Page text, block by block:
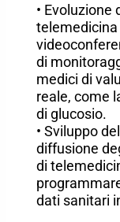
•
telemedicina
di
medici di
reale, come
di glucosio.
• Sviluppo
diffusione
di
dati sanitari